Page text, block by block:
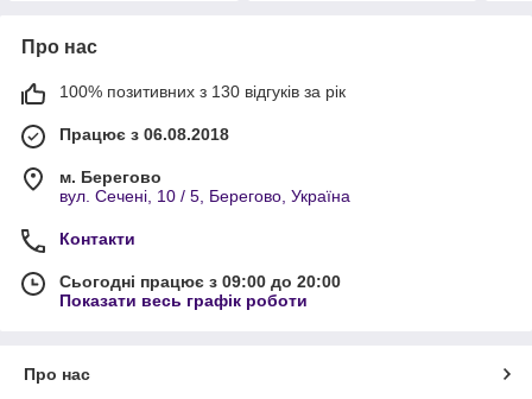
Про нас
100% позитивних з 130 відгуків за рік
Працює з 06.08.2018
м. Берегово
вул. Сечені, 10 / 5, Берегово, Україна
Контакти
Сьогодні працює з 09:00 до 20:00
Показати весь графік роботи
Про нас